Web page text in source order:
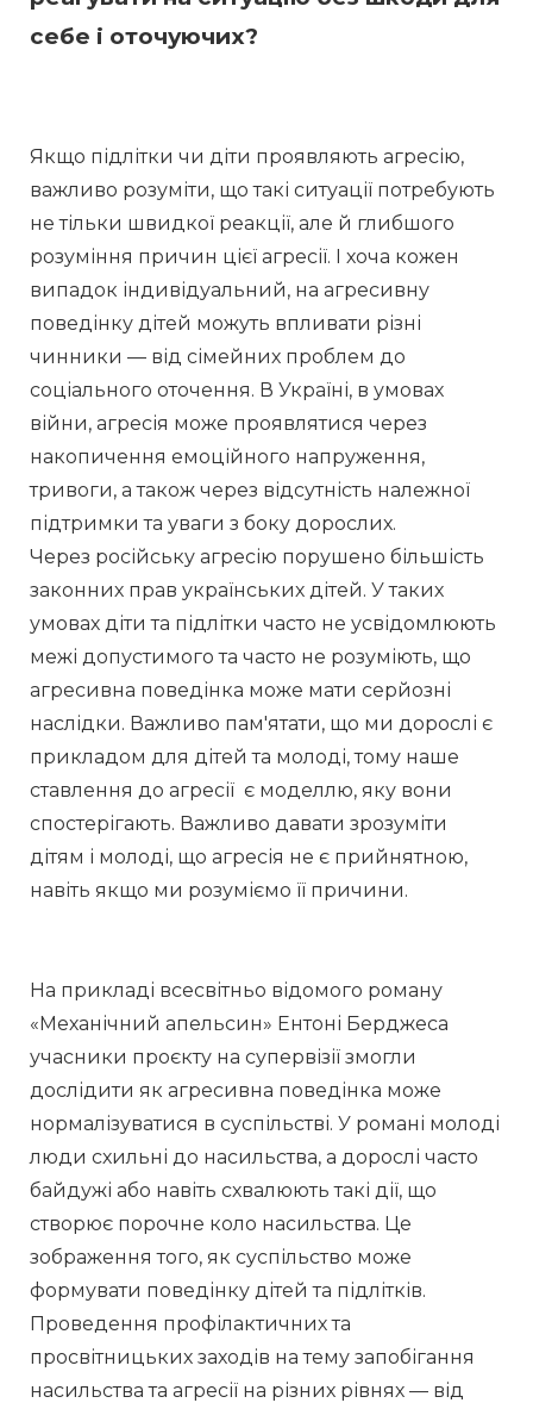
себе і оточуючих?
Якщо підлітки чи діти проявляють агресію,
важливо розуміти, що такі ситуації потребують
не тільки швидкої реакції, але й глибшого
розуміння причин цієї агресії. І хоча кожен
випадок індивідуальний, на агресивну
поведінку дітей можуть впливати різні
чинники — від сімейних проблем до
соціального оточення. В Україні, в умовах
війни, агресія може проявлятися через
накопичення емоційного напруження,
тривоги, а також через відсутність належної
підтримки та уваги з боку дорослих.
Через російську агресію порушено більшість
законних прав українських дітей. У таких
умовах діти та підлітки часто не усвідомлюють
межі допустимого та часто не розуміють, що
агресивна поведінка може мати серйозні
наслідки. Важливо пам'ятати, що ми дорослі є
прикладом для дітей та молоді, тому наше
ставлення до агресії  є моделлю, яку вони
спостерігають. Важливо давати зрозуміти
дітям і молоді, що агресія не є прийнятною,
навіть якщо ми розуміємо її причини.
На прикладі всесвітньо відомого роману
«Механічний апельсин» Ентоні Берджеса
учасники проєкту на супервізії змогли
дослідити як агресивна поведінка може
нормалізуватися в суспільстві. У романі молоді
люди схильні до насильства, а дорослі часто
байдужі або навіть схвалюють такі дії, що
створює порочне коло насильства. Це
зображення того, як суспільство може
формувати поведінку дітей та підлітків.
Проведення профілактичних та
просвітницьких заходів на тему запобігання
насильства та агресії на різних рівнях — від